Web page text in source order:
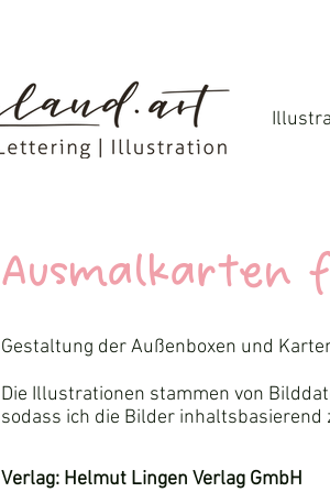
Ausmalkarten
Gestaltung der Außenboxen und
Die Illustrationen stammen von
sodass ich die Bilder
Verlag: Helmut Lingen Verlag GmbH